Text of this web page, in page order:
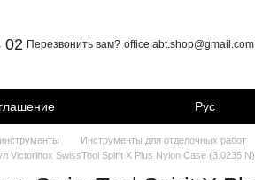
02 Перезвонить вам? office.abt.shop@gmail.com
Рус
Инструменты для отделочных работ
Victorinox SwissTool Spirit X Plus Nylon Case (3.0235.N)